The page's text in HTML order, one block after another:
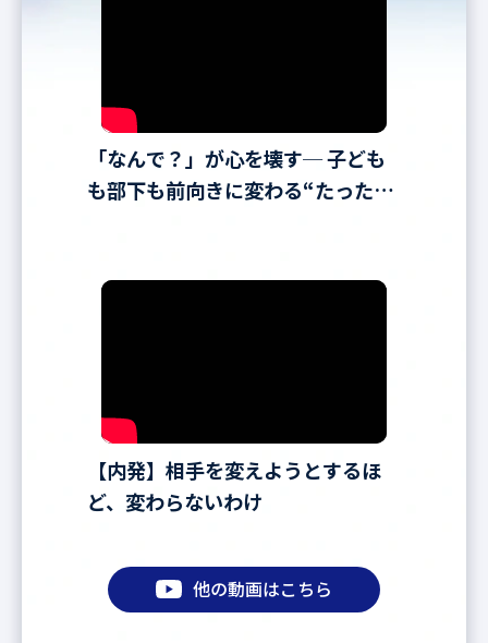
「なんで？」が心を壊す─ 子ども
も部下も前向きに変わる“たった一
【内発】相手を変えようとするほ
ど、変わらないわけ
他の動画はこちら